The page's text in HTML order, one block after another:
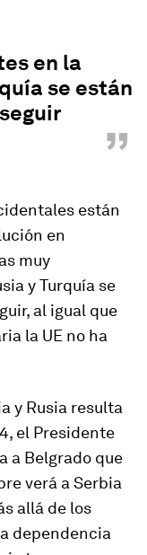
en la
se están
”
están
en
muy
y Turquía se
al igual que
la UE no ha
y Rusia resulta
el Presidente
a Belgrado que
verá a Serbia
allá de los
dependencia